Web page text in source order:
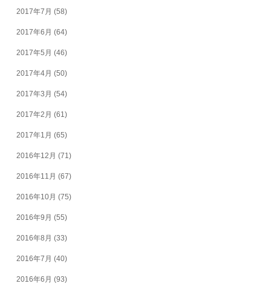
2017年7月 (58)
2017年6月 (64)
2017年5月 (46)
2017年4月 (50)
2017年3月 (54)
2017年2月 (61)
2017年1月 (65)
2016年12月 (71)
2016年11月 (67)
2016年10月 (75)
2016年9月 (55)
2016年8月 (33)
2016年7月 (40)
2016年6月 (93)